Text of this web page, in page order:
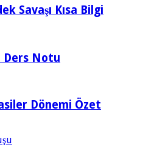
Savaşı Kısa Bilgi
Ders Notu
Dönemi Özet